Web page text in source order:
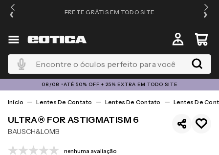
FRETE GRÁTIS EM TODO SITE
Encontre o óculos perfeito para você
08/08 •ATÉ 50% OFF + 25% EXTRA EM TODO SITE
Lentes De Contato Lentes De Contato Lentes De
ULTRA® FOR ASTIGMATISM 6
BAUSCH&LOMB
nenhuma avaliação